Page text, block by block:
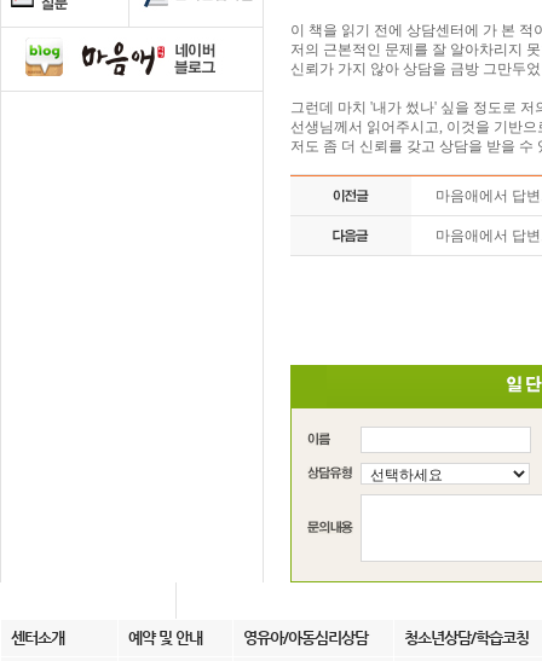
이 책을 읽기 전에 상담센터에 가 본 적
저의 근본적인 문제를 잘 알아차리지
신뢰가 가지 않아 상담을 금방 그만두
그런데 마치 '내가 썼나' 싶을 정도로 저
선생님께서 읽어주시고, 이것을 기반으
저도 좀 더 신뢰를 갖고 상담을 받을 수
마음애에서 답
마음애에서 답
센터소개 예약 및 안내 영유아/아동심리상담 청소년상담/학습코칭